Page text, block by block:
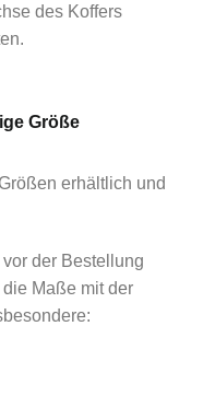
des Koffers
Größe
erhältlich und
der Bestellung
Maße mit der